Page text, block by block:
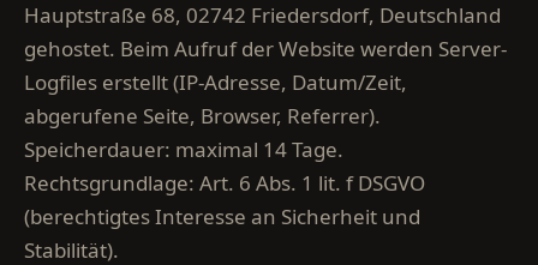
Hauptstraße 68, 02742 Friedersdorf, Deutschland
gehostet. Beim Aufruf der Website werden Server-
Logfiles erstellt (IP-Adresse, Datum/Zeit,
abgerufene Seite, Browser, Referrer).
Speicherdauer: maximal 14 Tage.
Rechtsgrundlage: Art. 6 Abs. 1 lit. f DSGVO
(berechtigtes Interesse an Sicherheit und
Stabilität).